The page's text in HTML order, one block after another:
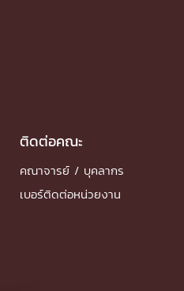
ติดต่อคณะ
คณาจารย์ / บุคลากร
เบอร์ติดต่อหน่วยงาน